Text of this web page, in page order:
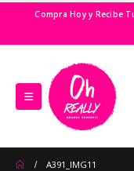
Compra Hoy y Recibe
A391_IMG11